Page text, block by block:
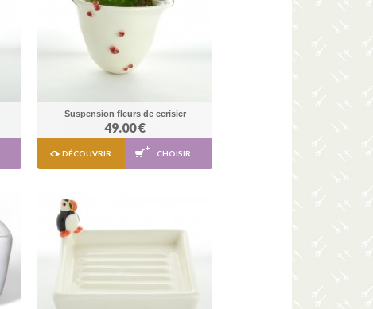
Suspension fleurs de cerisier
49.00 €
DÉCOUVRIR CHOISIR